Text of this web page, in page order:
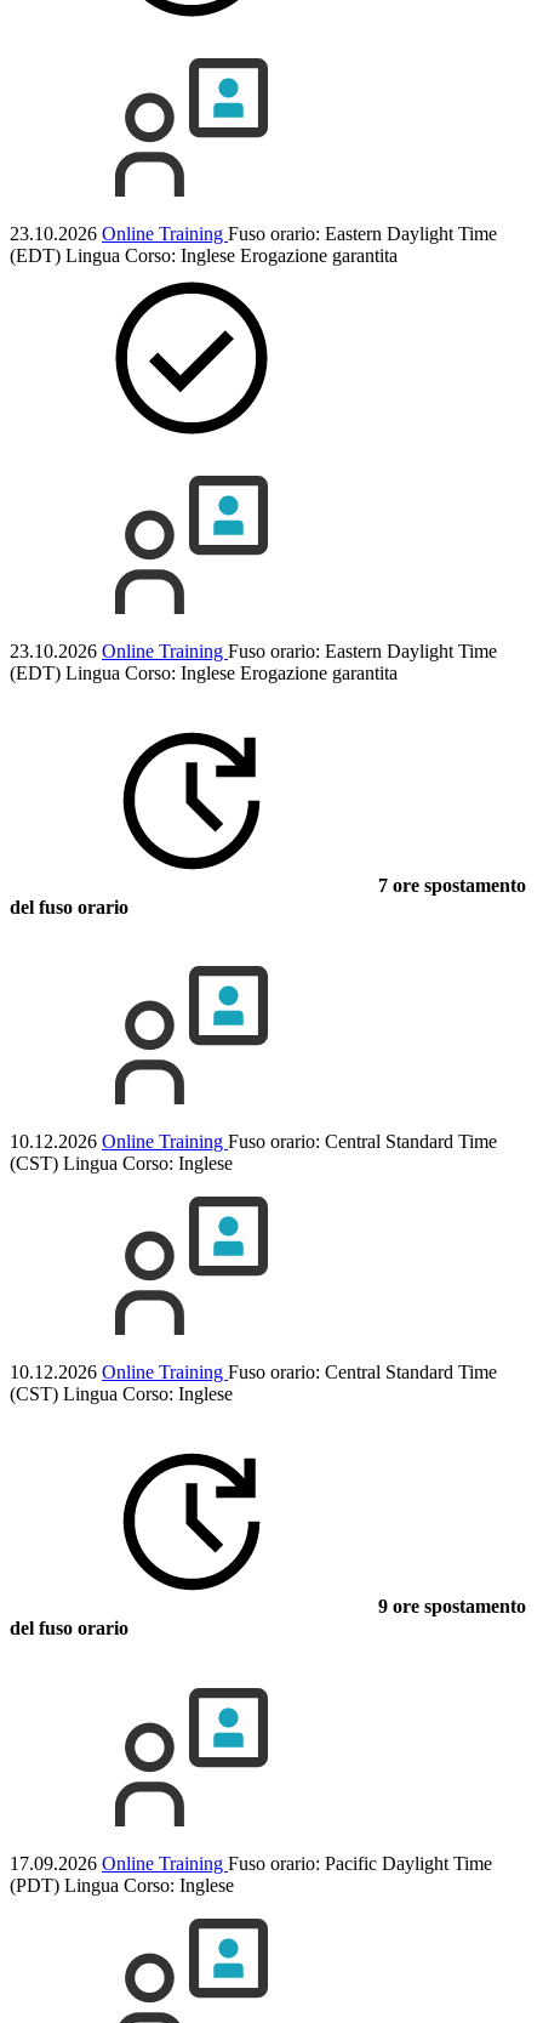
23.10.2026 Online Training Fuso orario: Eastern Daylight Time
(EDT) Lingua Corso: Inglese Erogazione garantita
23.10.2026 Online Training Fuso orario: Eastern Daylight Time
(EDT) Lingua Corso: Inglese Erogazione garantita
7 ore spostamento
del fuso orario
10.12.2026 Online Training Fuso orario: Central Standard Time
(CST) Lingua Corso: Inglese
10.12.2026 Online Training Fuso orario: Central Standard Time
(CST) Lingua Corso: Inglese
9 ore spostamento
del fuso orario
17.09.2026 Online Training Fuso orario: Pacific Daylight Time
(PDT) Lingua Corso: Inglese